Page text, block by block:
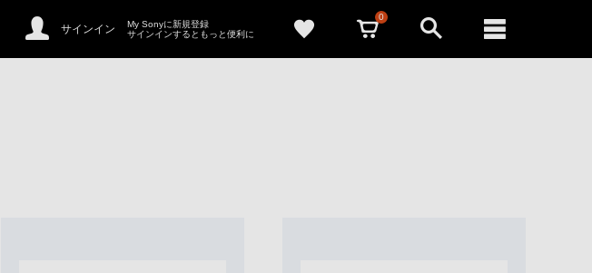
サインイン
My Sonyに新規登録
サインインするともっと便利に
0